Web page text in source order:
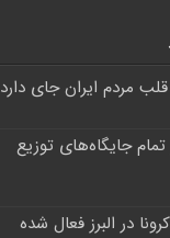
مردم ایران جای دارد
جایگاه‌های توزیع
در البرز فعال شده